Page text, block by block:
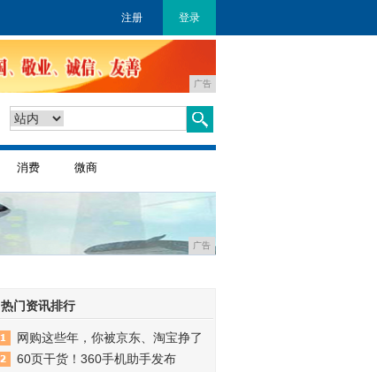
注册 登录
广告
消费 微商
广告
热门资讯排行
网购这些年，你被京东、淘宝挣了
60页干货！360手机助手发布